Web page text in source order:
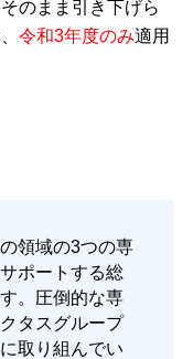
のまま引き下げら
令和3年度のみ適用
領域の3つの専
ポートする総
。圧倒的な専
タスグループ
取り組んでい